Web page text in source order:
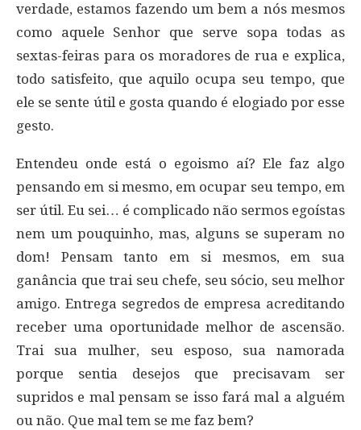
verdade, estamos fazendo um bem a nós mesmos
como aquele Senhor que serve sopa todas as
sextas-feiras para os moradores de rua e explica,
todo satisfeito, que aquilo ocupa seu tempo, que
ele se sente útil e gosta quando é elogiado por esse
gesto.
Entendeu onde está o egoismo aí? Ele faz algo
pensando em si mesmo, em ocupar seu tempo, em
ser útil. Eu sei… é complicado não sermos egoístas
nem um pouquinho, mas, alguns se superam no
dom! Pensam tanto em si mesmos, em sua
ganância que trai seu chefe, seu sócio, seu melhor
amigo. Entrega segredos de empresa acreditando
receber uma oportunidade melhor de ascensão.
Trai sua mulher, seu esposo, sua namorada
porque sentia desejos que precisavam ser
supridos e mal pensam se isso fará mal a alguém
ou não. Que mal tem se me faz bem?